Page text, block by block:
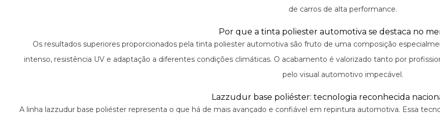
de carros de alta performance.
Por que a tinta poliester automotiva se destaca no
Os resultados superiores proporcionados pela tinta poliester automotiva são fruto de uma composição
intenso, resistência UV e adaptação a diferentes condições climáticas. O acabamento é valorizado tanto por
pelo visual automotivo impecável.
Lazzudur base poliéster: tecnologia reconhecida
A linha lazzudur base poliéster representa o que há de mais avançado e confiável em repintura automotiva. Essa